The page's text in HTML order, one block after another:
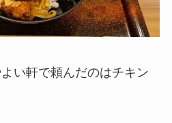
い軒で頼んだのはチキン